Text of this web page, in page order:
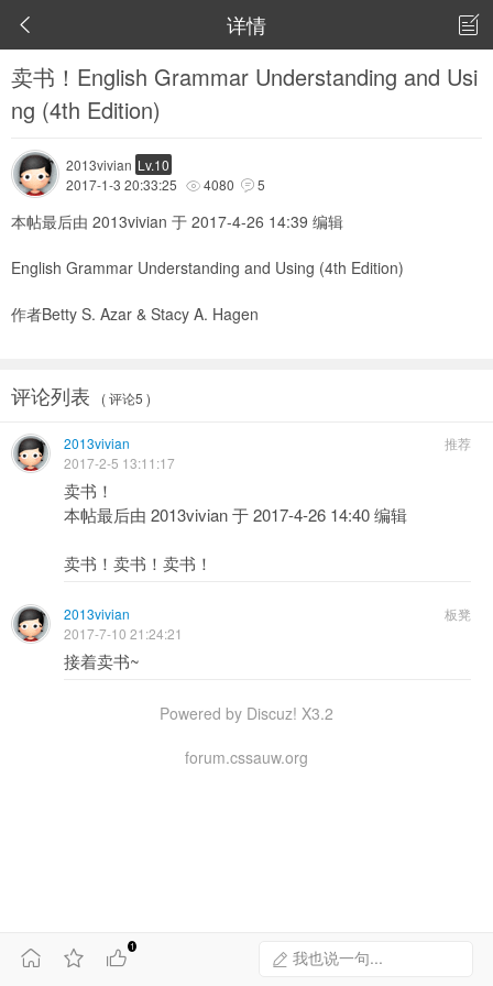
 详情 
卖书！English Grammar Understanding and Usi
ng (4th Edition)
2013vivian Lv.10
2017-1-3 20:33:25
 4080  5
本帖最后由 2013vivian 于 2017-4-26 14:39 编辑
English Grammar Understanding and Using (4th Edition)
作者Betty S. Azar & Stacy A. Hagen
评论列表 ( 评论5 )
推荐
2013vivian
2017-2-5 13:11:17
卖书！
本帖最后由 2013vivian 于 2017-4-26 14:40 编辑
卖书！卖书！卖书！
板凳
2013vivian
2017-7-10 21:24:21
接着卖书~
我也说一句...
  
1
Powered by Discuz! X3.2
forum.cssauw.org